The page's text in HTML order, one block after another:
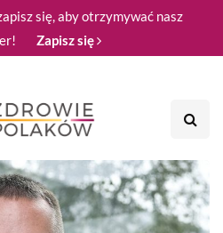
się, aby otrzymywać nasz
Zapisz się